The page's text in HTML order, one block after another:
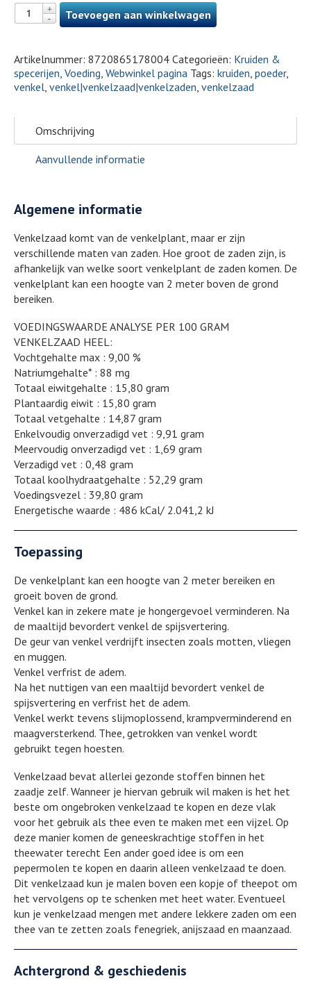
Toevoegen aan winkelwagen
Artikelnummer: 8720865178004 Categorieën: Kruiden &
specerijen Voeding Webwinkel pagina Tags: kruiden poeder,
venkel venkel|venkelzaad|venkelzaden venkelzaad
Omschrijving
Aanvullende informatie
Algemene informatie
Venkelzaad komt van de venkelplant, maar er zijn
verschillende maten van zaden. Hoe groot de zaden zijn, is
afhankelijk van welke soort venkelplant de zaden komen. De
venkelplant kan een hoogte van 2 meter boven de grond
bereiken.
VOEDINGSWAARDE ANALYSE PER 100 GRAM
VENKELZAAD HEEL:
Vochtgehalte max : 9,00 %
Natriumgehalte* : 88 mg
Totaal eiwitgehalte : 15,80 gram
Plantaardig eiwit : 15,80 gram
Totaal vetgehalte : 14,87 gram
Enkelvoudig onverzadigd vet : 9,91 gram
Meervoudig onverzadigd vet : 1,69 gram
Verzadigd vet : 0,48 gram
Totaal koolhydraatgehalte : 52,29 gram
Voedingsvezel : 39,80 gram
Energetische waarde : 486 kCal/ 2.041,2 kJ
Toepassing
De venkelplant kan een hoogte van 2 meter bereiken en
groeit boven de grond.
Venkel kan in zekere mate je hongergevoel verminderen. Na
de maaltijd bevordert venkel de spijsvertering.
De geur van venkel verdrijft insecten zoals motten, vliegen
en muggen.
Venkel verfrist de adem.
Na het nuttigen van een maaltijd bevordert venkel de
spijsvertering en verfrist het de adem.
Venkel werkt tevens slijmoplossend, krampverminderend en
maagversterkend. Thee, getrokken van venkel wordt
gebruikt tegen hoesten.
Venkelzaad bevat allerlei gezonde stoffen binnen het
zaadje zelf. Wanneer je hiervan gebruik wil maken is het het
beste om ongebroken venkelzaad te kopen en deze vlak
voor het gebruik als thee even te maken met een vijzel. Op
deze manier komen de geneeskrachtige stoffen in het
theewater terecht Een ander goed idee is om een
pepermolen te kopen en daarin alleen venkelzaad te doen.
Dit venkelzaad kun je malen boven een kopje of theepot om
het vervolgens op te schenken met heet water. Eventueel
kun je venkelzaad mengen met andere lekkere zaden om een
thee van te zetten zoals fenegriek, anijszaad en maanzaad.
Achtergrond & geschiedenis